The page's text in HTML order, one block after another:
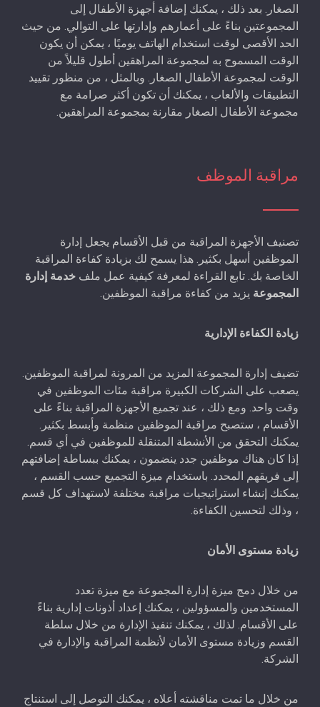
الصغار. بعد ذلك ، يمكنك إضافة أجهزة الأطفال إلى
المجموعتين بناءً على أعمارهم وإدارتها على التوالي. من حيث
الحد الأقصى لوقت استخدام الهاتف يوميًا ، يمكن أن يكون
الوقت المسموح به لمجموعة المراهقين أطول قليلاً من
الوقت لمجموعة الأطفال الصغار. وبالمثل ، من منظور تقييد
التطبيقات والألعاب ، يمكنك أن تكون أكثر صرامة مع
مجموعة الأطفال الصغار مقارنة بمجموعة المراهقين.
مراقبة الموظف
تصنيف الأجهزة المراقبة من قبل الأقسام يجعل إدارة
الموظفين أسهل بكثير. هذا يسمح لك بزيادة كفاءة المراقبة
الخاصة بك. تابع القراءة لمعرفة كيفية عمل ملف خدمة إدارة
المجموعة يزيد من كفاءة مراقبة الموظفين.
زيادة الكفاءة الإدارية
تضيف إدارة المجموعة المزيد من المرونة لمراقبة الموظفين.
يصعب على الشركات الكبيرة مراقبة مئات الموظفين في
وقت واحد. ومع ذلك ، عند تجميع الأجهزة المراقبة بناءً على
الأقسام ، ستصبح مراقبة الموظفين منظمة وأبسط بكثير.
يمكنك التحقق من الأنشطة المتنقلة للموظفين في أي قسم.
إذا كان هناك موظفين جدد ينضمون ، يمكنك ببساطة إضافتهم
إلى فريقهم المحدد. باستخدام ميزة التجميع حسب القسم ،
يمكنك إنشاء استراتيجيات مراقبة مختلفة لاستهداف كل قسم
، وذلك لتحسين الكفاءة.
زيادة مستوى الأمان
من خلال دمج ميزة إدارة المجموعة مع ميزة تعدد
المستخدمين والمسؤولين ، يمكنك إعداد أذونات إدارية بناءً
على الأقسام. لذلك ، يمكنك تنفيذ الإدارة من خلال سلطة
القسم وزيادة مستوى الأمان لأنظمة المراقبة والإدارة في
الشركة.
من خلال ما تمت مناقشته أعلاه ، يمكنك التوصل إلى استنتاج